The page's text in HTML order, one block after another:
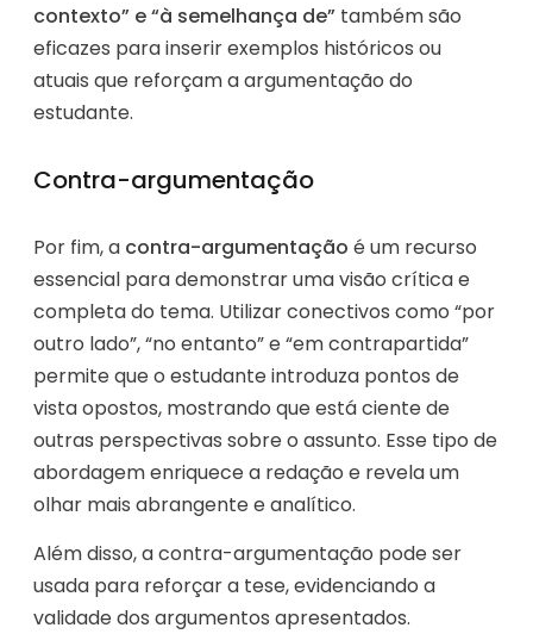
contexto” e “à semelhança de” também são
eficazes para inserir exemplos históricos ou
atuais que reforçam a argumentação do
estudante.
Contra-argumentação
Por fim, a contra-argumentação é um recurso
essencial para demonstrar uma visão crítica e
completa do tema. Utilizar conectivos como “por
outro lado”, “no entanto” e “em contrapartida”
permite que o estudante introduza pontos de
vista opostos, mostrando que está ciente de
outras perspectivas sobre o assunto. Esse tipo de
abordagem enriquece a redação e revela um
olhar mais abrangente e analítico.
Além disso, a contra-argumentação pode ser
usada para reforçar a tese, evidenciando a
validade dos argumentos apresentados.